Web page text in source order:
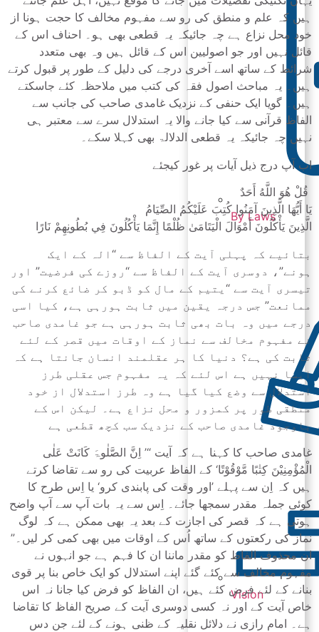
By Laws
Vision
ہیں کہ علم و منطق کی رو سے مفہوم مخالف کا حجت ہونا از
خود محل نزاع ہے چہ جائیکہ یہ قطعی بھی ہو۔ احناف اس کے
قائل نہیں اور جو اصولیین اس کے قائل ہیں وہ بھی متعدد
شرائط کے ساتھ اسے آخری درجے کی دلیل کے طور پر قبول کرتے
ہیں۔ یہ مباحث اصول فقہ کی کتب میں ملاحظہ کئے جاسکتے
ہیں۔ گویا ایک حنفی کے نزدیک غامدی صاحب کی جانب سے
الفاظ قرآنی سے کیا جانے والا یہ استدلال سرے سے معتبر ہی
نہیں چہ جائیکہ یہ قطعی الدلالۃ بھی کہلا سکے۔
اب آپ درج ذیل آیات پر غور کیجئے
قُلْ هُوَ اللَّهُ أَحَدٌ
يَا أَيُّهَا الَّذِينَ آمَنُوا كُتِبَ عَلَيْكُمُ الصِّيَامُ
الَّذِينَ يَأْكُلُونَ أَمْوَالَ الْيَتَامَىٰ ظُلْمًا إِنَّمَا يَأْكُلُونَ فِي بُطُونِهِمْ نَارًا
بتائیے کہ پہلی آیت کے الفاظ سے “الہ کے ایک
ہونے”، دوسری آیت کے الفاظ سے “روزے کی فرضیت” اور
تیسری آیت سے “یتیم کے مال کو ڈبو کر ضائع کرنے کی
ممانعت” جس درجہ یقین میں ثابت ہورہی ہے، کیا اسی
درجے میں وہ بات بھی ثابت ہورہی ہے جو غامدی صاحب
نے مفہوم مخالف سے نماز کے اوقات میں قصر کے لئے
ثابت کی ہے؟ دنیا کا ہر عقلمند انسان جانتا ہے کہ
ایسا نہیں ہے اس لئے کہ یہ مفہوم جس عقلی طرز
استدلال سے وضع کیا گیا ہے وہ طرز استدلال از خود
منطقی طور پر کمزور و محل نزاع ہے۔ لیکن اس کے
باوجود غامدی صاحب کے نزدیک سب کچھ قطعی ہے
غامدی صاحب کا کہنا ہے کہ آیت “’ اِنَّ الصَّلٰوۃَ کَانَتْ عَلٰی
الْمُؤْمِنِیْنَ کِتٰبًا مَّوْقُوْتًا‘ کے الفاظ عربیت کی رو سے تقاضا کرتے
ہیں کہ اِن سے پہلے ’اور وقت کی پابندی کرو‘ یا اِس طرح کا
کوئی جملہ مقدر سمجھا جائے۔ اِس سے یہ بات آپ سے آپ واضح
ہوتی ہے کہ قصر کی اجازت کے بعد یہ بھی ممکن ہے کہ لوگ
نماز کی رکعتوں کے ساتھ اُس کے اوقات میں بھی کمی کر لیں۔”
ان محذوف الفاظ کو مقدر ماننا ان کا فہم ہے جو انہوں نے
مفہوم مخالف سے کئے گئے اپنے استدلال کو ایک خاص بنا پر قوی
بنانے کے لئے فرض کئے ہیں، ان الفاظ کو فرض کیا جانا نہ اس
خاص آیت کے اور نہ کسی دوسری آیت کے صریح الفاظ کا تقاضا
ہے۔ امام رازی نے دلائل نقلیہ کے ظنی ہونے کے لئے جن دس